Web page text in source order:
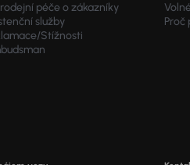
péče o zákazníky
služby
Stížnosti
Proč